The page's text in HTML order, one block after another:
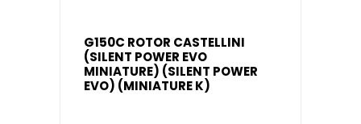
G150C ROTOR CASTELLINI
(SILENT POWER EVO
MINIATURE) (SILENT POWER
EVO) (MINIATURE K)